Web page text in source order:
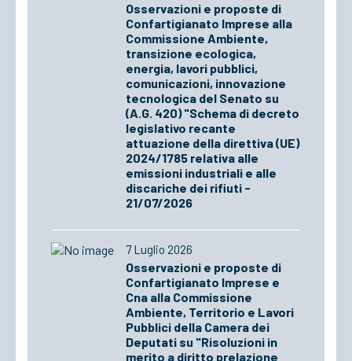
Osservazioni e proposte di
Confartigianato Imprese alla
Commissione Ambiente,
transizione ecologica,
energia, lavori pubblici,
comunicazioni, innovazione
tecnologica del Senato su
(A.G. 420) "Schema di decreto
legislativo recante
attuazione della direttiva (UE)
2024/1785 relativa alle
emissioni industriali e alle
discariche dei rifiuti -
21/07/2026
7 Luglio 2026
Osservazioni e proposte di
Confartigianato Imprese e
Cna alla Commissione
Ambiente, Territorio e Lavori
Pubblici della Camera dei
Deputati su "Risoluzioni in
merito a diritto prelazione